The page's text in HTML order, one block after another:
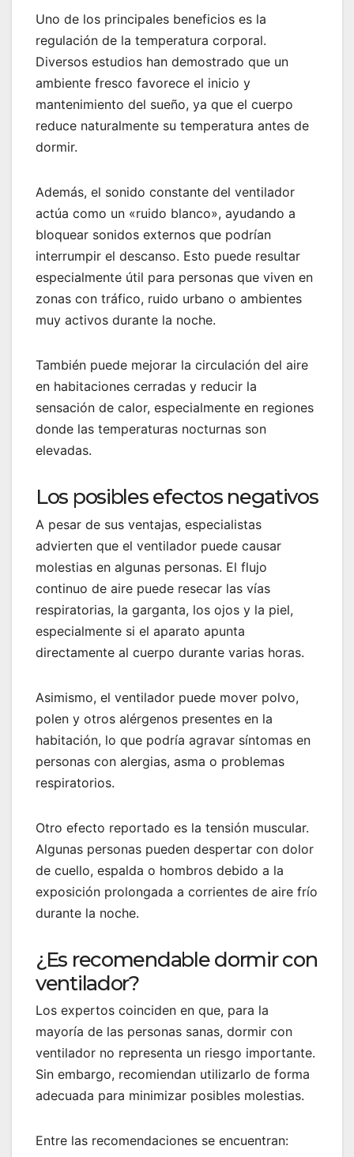
Uno de los principales beneficios es la
regulación de la temperatura corporal.
Diversos estudios han demostrado que un
ambiente fresco favorece el inicio y
mantenimiento del sueño, ya que el cuerpo
reduce naturalmente su temperatura antes de
dormir.
Además, el sonido constante del ventilador
actúa como un «ruido blanco», ayudando a
bloquear sonidos externos que podrían
interrumpir el descanso. Esto puede resultar
especialmente útil para personas que viven en
zonas con tráfico, ruido urbano o ambientes
muy activos durante la noche.
También puede mejorar la circulación del aire
en habitaciones cerradas y reducir la
sensación de calor, especialmente en regiones
donde las temperaturas nocturnas son
elevadas.
Los posibles efectos negativos
A pesar de sus ventajas, especialistas
advierten que el ventilador puede causar
molestias en algunas personas. El flujo
continuo de aire puede resecar las vías
respiratorias, la garganta, los ojos y la piel,
especialmente si el aparato apunta
directamente al cuerpo durante varias horas.
Asimismo, el ventilador puede mover polvo,
polen y otros alérgenos presentes en la
habitación, lo que podría agravar síntomas en
personas con alergias, asma o problemas
respiratorios.
Otro efecto reportado es la tensión muscular.
Algunas personas pueden despertar con dolor
de cuello, espalda o hombros debido a la
exposición prolongada a corrientes de aire frío
durante la noche.
¿Es recomendable dormir con
ventilador?
Los expertos coinciden en que, para la
mayoría de las personas sanas, dormir con
ventilador no representa un riesgo importante.
Sin embargo, recomiendan utilizarlo de forma
adecuada para minimizar posibles molestias.
Entre las recomendaciones se encuentran: